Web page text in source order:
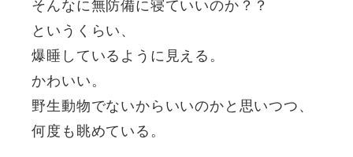
そんなに無防備に寝ていいのか？？
というくらい、
爆睡しているように見える。
かわいい。
野生動物でないからいいのかと思いつつ、
何度も眺めている。